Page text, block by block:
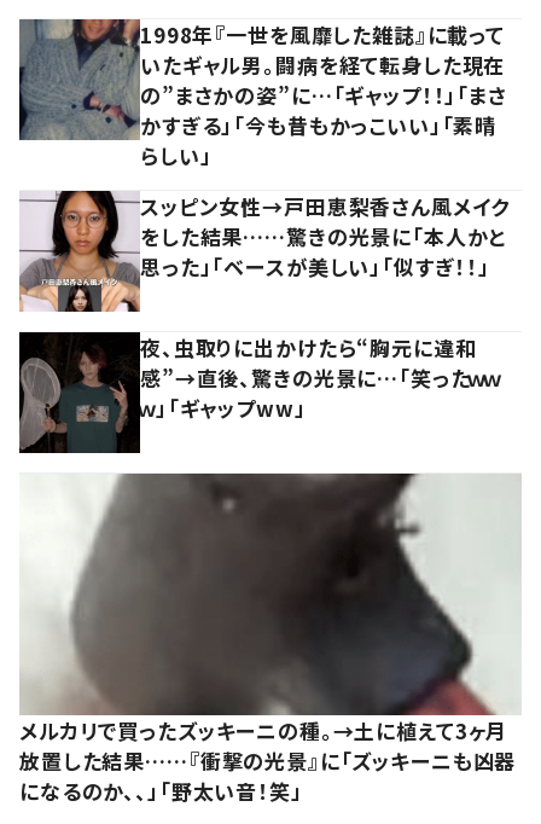
1998年『一世を風靡した雑誌』に載って
いたギャル男。闘病を経て転身した現在
の”まさかの姿”に…「ギャップ！！」「まさ
かすぎる」「今も昔もかっこいい」「素晴
らしい」
スッピン女性→戸田恵梨香さん風メイク
をした結果……驚きの光景に「本人かと
思った」「ベースが美しい」「似すぎ！！」
夜、虫取りに出かけたら“胸元に違和
感”→直後、驚きの光景に…「笑ったｗｗ
ｗ」「ギャップww」
メルカリで買ったズッキーニの種。→土に植えて3ヶ月
放置した結果……『衝撃の光景』に「ズッキーニも凶器
になるのか、、」「野太い音！笑」